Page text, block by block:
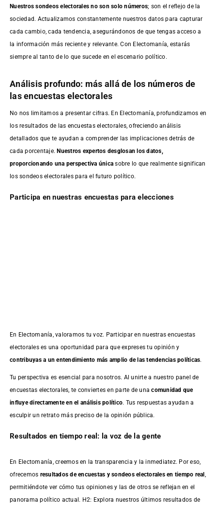
Nuestros sondeos electorales no son solo números; son el reflejo de la
sociedad. Actualizamos constantemente nuestros datos para capturar
cada cambio, cada tendencia, asegurándonos de que tengas acceso a
la información más reciente y relevante. Con Electomanía, estarás
siempre al tanto de lo que sucede en el escenario político.
Análisis profundo: más allá de los números de
las encuestas electorales
No nos limitamos a presentar cifras. En Electomanía, profundizamos en
los resultados de las encuestas electorales, ofreciendo análisis
detallados que te ayudan a comprender las implicaciones detrás de
cada porcentaje.Nuestros expertos desglosan los datos,
proporcionando una perspectiva única sobre lo que realmente significan
los sondeos electorales para el futuro político.
Participa en nuestras encuestas para elecciones
En Electomanía, valoramos tu voz. Participar en nuestras encuestas
electorales es una oportunidad para que expreses tu opinión y
contribuyas a un entendimiento más amplio de las tendencias políticas.
Tu perspectiva es esencial para nosotros. Al unirte a nuestro panel de
encuestas electorales, te conviertes en parte de unacomunidad que
influye directamente en el análisis político. Tus respuestas ayudan a
esculpir un retrato más preciso de la opinión pública.
Resultados en tiempo real: la voz de la gente
En Electomanía, creemos en la transparencia y la inmediatez. Por eso,
ofrecemos resultados deencuestas y sondeos electorales en tiempo real
permitiéndote ver cómo tus opiniones y las de otros se reflejan en el
panorama político actual. H2: Explora nuestros últimos resultados de